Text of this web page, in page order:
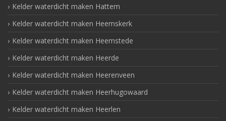
Kelder waterdicht maken Hattem
Kelder waterdicht maken Heemskerk
Kelder waterdicht maken Heemstede
Kelder waterdicht maken Heerde
Kelder waterdicht maken Heerenveen
Kelder waterdicht maken Heerhugowaard
Kelder waterdicht maken Heerlen